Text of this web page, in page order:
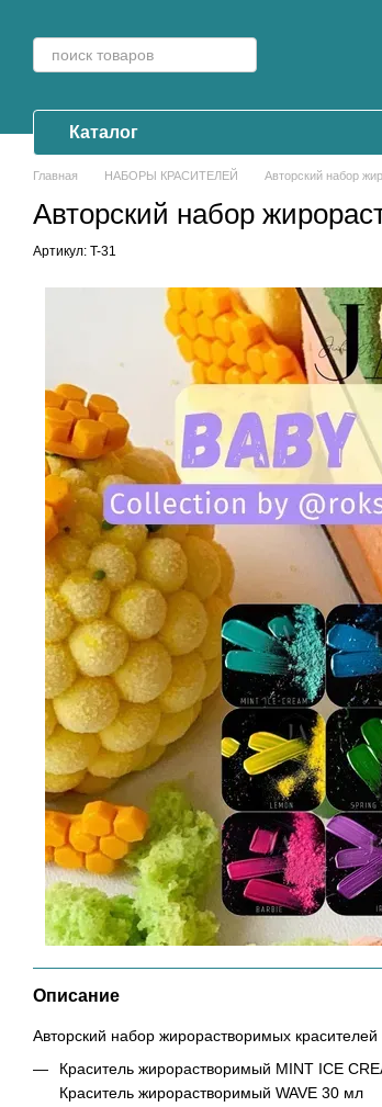
Каталог
Главная НАБОРЫ КРАСИТЕЛЕЙ Авторский набор
Авторский набор
Артикул: T-31
Описание
Авторский набор жирорастворимых
Краситель жирорастворимый MINT ICE
Краситель жирорастворимый WAVE 30 мл